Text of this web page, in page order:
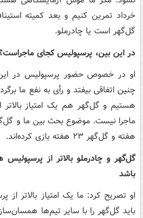
خرداد تمرین کنیم و بعد کمیته
گل‌گهر است یا چادرملو.
در این بین، پرسپولیس کجای
او در خصوص حضور پرسپولیس در
چنین اتفاقی بیفتد و رأی به نفع ما
هستیم و گل‌گهر هم یک امتیاز
هفته و گل‌گهر ۲۳ هفته بازی کرده‌اند.
گل‌گهر و چادرملو بالاتر از
باشد
او تصریح کرد: ما یک امتیاز بالاتر
باید گل‌گهر را با سایر تیم‌ها